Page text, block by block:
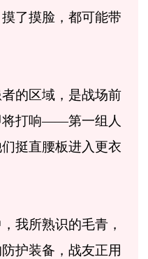
了摸脸，都可能带
的区域，是战场前
将打响——第一组人
挺直腰板进入更衣
所熟识的毛青，
护装备，战友正用